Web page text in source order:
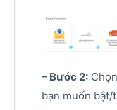
– Bước 2:
bạn muốn bật/